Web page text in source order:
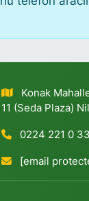
Konak
11 (Seda Plaza)
0224 221 0
[email